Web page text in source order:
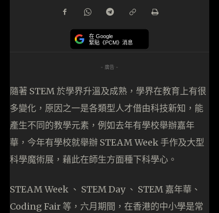
在 Google
緊貼《PCM》消息
- 廣告 -
隨著 STEM 於學界升溫及成熟，學界在教育上有很
多變化，原因之一是各類型人才借由科技新知，能
產生不同的教學元素，例如去年有學校舉辦嘉年
華，今年有學校就舉辦 STEAM Week 手作及大型
科學魔術展，藉此在師生方面種下科學心。
STEAM Week 、 STEM Day 、 STEM 嘉年華、
Coding Fair 等，六月期間，在香港的中小學是常